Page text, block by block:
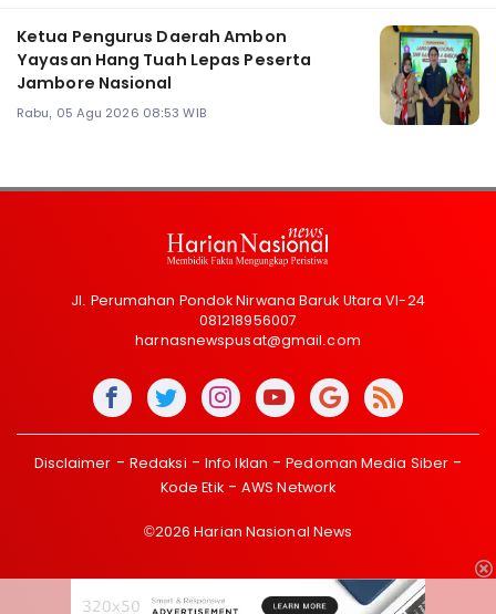
Ketua Pengurus Daerah Ambon
Yayasan Hang Tuah Lepas Peserta
Jambore Nasional
Rabu, 05 Agu 2026 08:53 WIB
Jl. Perumahan Pondok Nirwana Baruk Utara VI-24
081218956007
harnasnewspusat@gmail.com
Disclaimer Redaksi Info Iklan
Pedoman Media Siber
Kode Etik
AWS Network
©2026 Harian Nasional News